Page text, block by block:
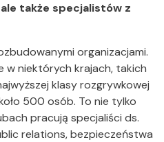
także specjalistów z
organizacjami.
w niektórych krajach, takich
klasy rozgrywkowej
500 osób. To nie tylko
pracują specjaliści ds.
relations, bezpieczeństwa